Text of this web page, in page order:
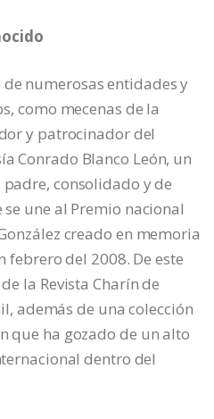
numerosas entidades y
como mecenas de la
y patrocinador del
Conrado Blanco León, un
consolidado y de
une al Premio nacional
creado en memoria
febrero del 2008. De este
la Revista Charín de
además de una colección
que ha gozado de un alto
dentro del